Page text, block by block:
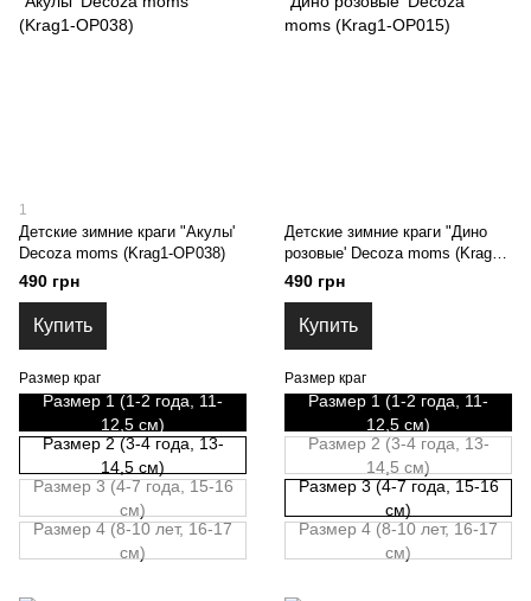
1
Детские зимние краги "Акулы'
Decoza moms (Krag1-OP038)
490 грн
Купить
Размер краг
Размер 1 (1-2 года, 11-
12,5 см)
Размер 2 (3-4 года, 13-
14,5 см)
Размер 3 (4-7 года, 15-16
см)
Размер 4 (8-10 лет, 16-17
см)
Детские зимние краги "Дино
розовые' Decoza moms (Krag1-
OP015)
490 грн
Купить
Размер краг
Размер 1 (1-2 года, 11-
12,5 см)
Размер 2 (3-4 года, 13-
14,5 см)
Размер 3 (4-7 года, 15-16
см)
Размер 4 (8-10 лет, 16-17
см)